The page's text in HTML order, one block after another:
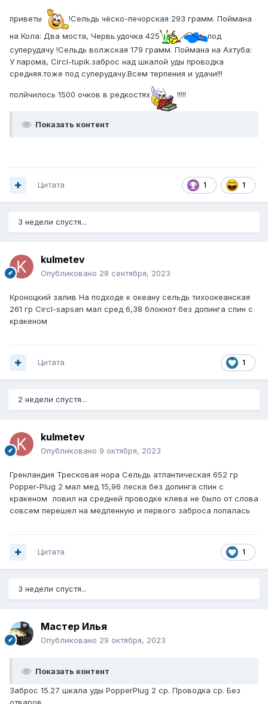
приветы
!Сельдь чёско-печорская 293 грамм. Поймана
на Кола: Два моста, Червь.удочка 425
под
суперудачу !Сельдь волжская 179 грамм. Поймана на Ахтуба:
У парома, Circl-tupik.заброс над шкалой уды проводка
средняя.тоже под суперудачу.Всем терпения и удачи!!!
полйчилось 1500 очков в редкостях !!!!!
Показать контент
1 1
Цитата
3 недели спустя...
kulmetev
Опубликовано 28 сентября, 2023
Кроноцкий залив На подходе к океану сельдь тихоокеанская
261 гр Circl-sapsan мал сред 6,38 блокнот без допинга спин с
кракеном
1
Цитата
2 недели спустя...
kulmetev
Опубликовано 9 октября, 2023
Гренландия Тресковая нора Сельдь атлантическая 652 гр
Popper-Plug 2 мал мед 15,96 леска без допинга спин с
кракеном ловил на средней проводке клева не было от слова
совсем перешел на медленную и первого заброса попалась
1
Цитата
3 недели спустя...
Мастер Илья
Опубликовано 29 октября, 2023
Показать контент
Заброс 15.27 шкала уды PopperPlug 2 ср. Проводка ср. Без